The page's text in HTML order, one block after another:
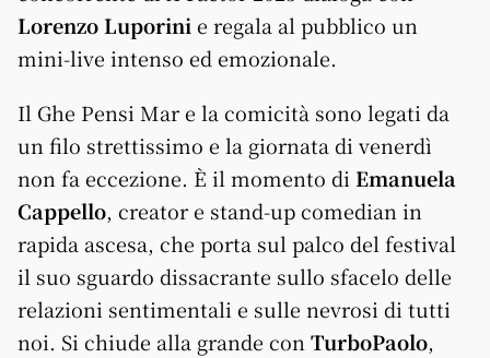
Lorenzo Luporinie regala al pubblico un
mini-live intenso ed emozionale.
Il Ghe Pensi Mar e la comicità sono legati da
un filo strettissimo e la giornata di venerdì
non fa eccezione. È il momento diEmanuela
Cappello, creator e stand-up comedian in
rapida ascesa, che porta sul palco del festival
il suo sguardo dissacrante sullo sfacelo delle
relazioni sentimentali e sulle nevrosi di tutti
noi. Si chiude alla grande conTurboPaolo,